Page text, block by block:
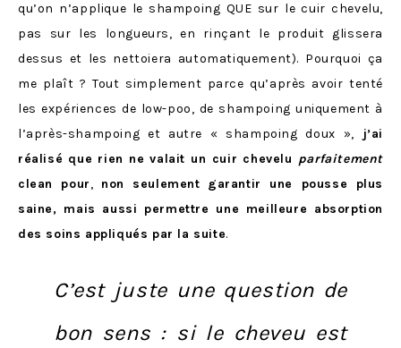
qu’on n’applique le shampoing QUE sur le cuir chevelu,
pas sur les longueurs, en rinçant le produit glissera
dessus et les nettoiera automatiquement). Pourquoi ça
me plaît ? Tout simplement parce qu’après avoir tenté
les expériences de low-poo, de shampoing uniquement à
l’après-shampoing et autre « shampoing doux »,
j’ai
réalisé que rien ne valait un cuir chevelu parfaitement
clean pour, non seulement garantir une pousse plus
saine, mais aussi permettre une meilleure absorption
des soins appliqués par la suite.
C’est juste une question de
bon sens : si le cheveu est